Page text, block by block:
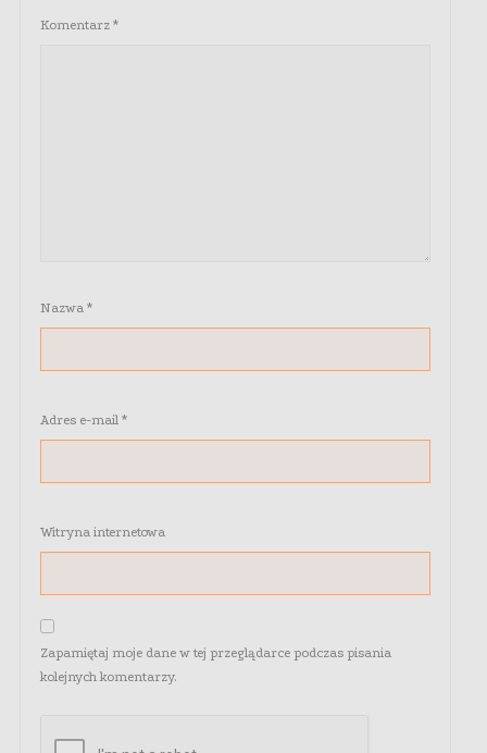
Komentarz *
Nazwa *
Adres e-mail *
Witryna internetowa
Zapamiętaj moje dane w tej przeglądarce podczas pisania
kolejnych komentarzy.